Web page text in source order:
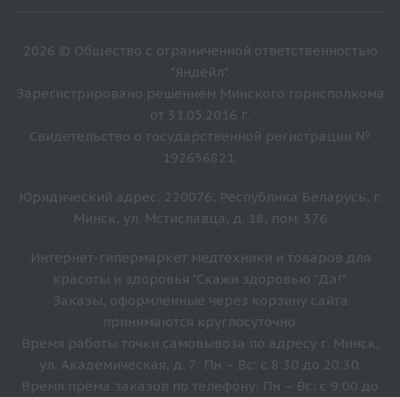
2026 © Общество с ограниченной ответственностью
"Яндейл".
Зарегистрировано решением Минского горисполкома
от 31.05.2016 г.
Свидетельство о государственной регистрации №
192656821.
Юридический адрес: 220076, Республика Беларусь, г.
Минск, ул. Мстиславца, д. 18, пом. 376
Интернет-гипермаркет медтехники и товаров для
красоты и здоровья "Скажи здоровью "Да!".
Заказы, оформленные через корзину сайта
принимаются круглосуточно.
Время работы точки самовывоза по адресу г. Минск,
ул. Академическая, д. 7: Пн – Вс: с 8:30 до 20:30.
Время прёма заказов по телефону: Пн – Вс: с 9:00 до